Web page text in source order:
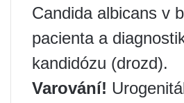
Candida albicans v
pacienta a
kandidózu (drozd).
Varování!